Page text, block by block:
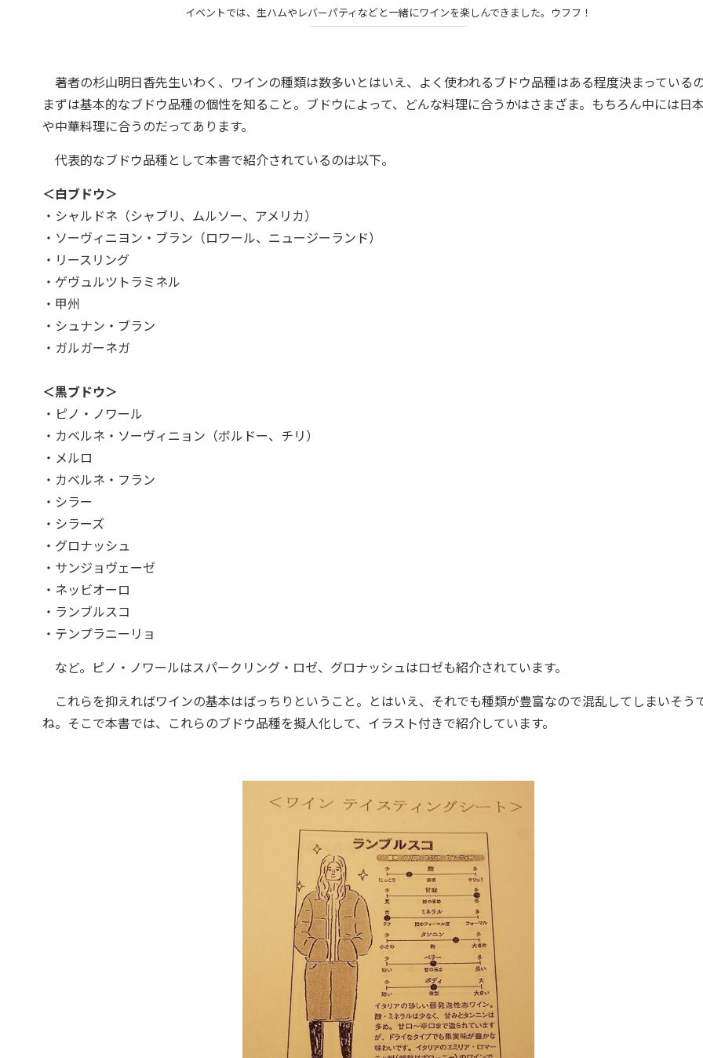
イベントでは、生ハムやレバーパティなどと一緒にワインを楽しんできました。ウフフ！
著者の杉山明日香先生いわく、ワインの種類は数多いとはいえ、よく使われるブドウ品種はある程度決まっている
まずは基本的なブドウ品種の個性を知ること。ブドウによって、どんな料理に合うかはさまざま。もちろん中には日
や中華料理に合うのだってあります。
代表的なブドウ品種として本書で紹介されているのは以下。
＜白ブドウ＞
・シャルドネ（シャブリ、ムルソー、アメリカ）
・ソーヴィニヨン・ブラン（ロワール、ニュージーランド）
・リースリング
・ゲヴュルツトラミネル
・甲州
・シュナン・ブラン
・ガルガーネガ
＜黒ブドウ＞
・ピノ・ノワール
・カベルネ・ソーヴィニョン（ボルドー、チリ）
・メルロ
・カベルネ・フラン
・シラー
・シラーズ
・グロナッシュ
・サンジョヴェーゼ
・ネッビオーロ
・ランブルスコ
・テンプラニーリョ
など。ピノ・ノワールはスパークリング・ロゼ、グロナッシュはロゼも紹介されています。
これらを抑えればワインの基本はばっちりということ。とはいえ、それでも種類が豊富なので混乱してしまいそう
ね。そこで本書では、これらのブドウ品種を擬人化して、イラスト付きで紹介しています。